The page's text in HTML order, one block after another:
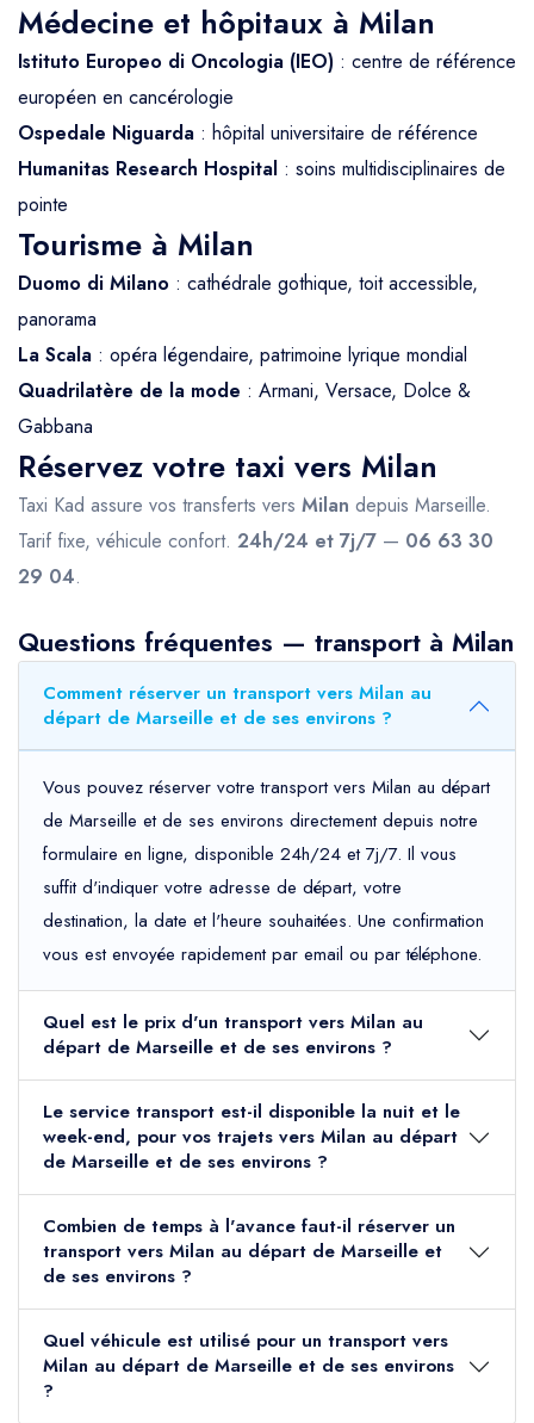
Médecine et hôpitaux à Milan
Istituto Europeo di Oncologia (IEO) : centre de référence
européen en cancérologie
Ospedale Niguarda : hôpital universitaire de référence
Humanitas Research Hospital : soins multidisciplinaires de
pointe
Tourisme à Milan
Duomo di Milano : cathédrale gothique, toit accessible,
panorama
La Scala : opéra légendaire, patrimoine lyrique mondial
Quadrilatère de la mode : Armani, Versace, Dolce &
Gabbana
Réservez votre taxi vers Milan
Taxi Kad assure vos transferts vers Milan depuis Marseille.
Tarif fixe, véhicule confort. 24h/24 et 7j/7 — 06 63 30
29 04.
Questions fréquentes — transport à Milan
Comment réserver un transport vers Milan au
départ de Marseille et de ses environs ?
Vous pouvez réserver votre transport vers Milan au départ
de Marseille et de ses environs directement depuis notre
formulaire en ligne, disponible 24h/24 et 7j/7. Il vous
suffit d'indiquer votre adresse de départ, votre
destination, la date et l'heure souhaitées. Une confirmation
vous est envoyée rapidement par email ou par téléphone.
Quel est le prix d'un transport vers Milan au
départ de Marseille et de ses environs ?
Le service transport est-il disponible la nuit et le
week-end, pour vos trajets vers Milan au départ
de Marseille et de ses environs ?
Combien de temps à l'avance faut-il réserver un
transport vers Milan au départ de Marseille et
de ses environs ?
Quel véhicule est utilisé pour un transport vers
Milan au départ de Marseille et de ses environs
?